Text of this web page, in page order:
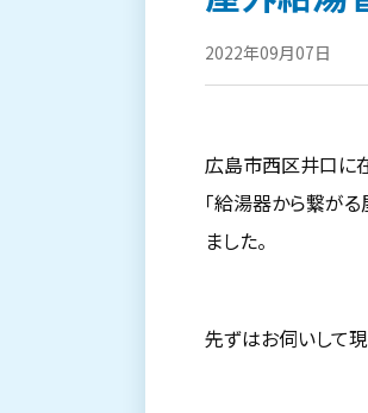
2022年09月07日
広島市西区井口に
「給湯器から繋が
ました。
先ずはお伺いして